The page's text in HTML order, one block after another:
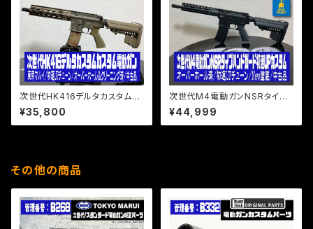
次世代HK416デルタカスタムカ
スタム電動ガン/東京マルイ/初
速UPチューン/オーバーホール
＆クリーニング済/中古品
¥35,800
次世代M4電動ガンNSRタイプ
ハンドガード初速UPカスタム/オ
ーバーホール済/初速UPチュー
ン/New塗装/中古品
¥44,999
その他の商品